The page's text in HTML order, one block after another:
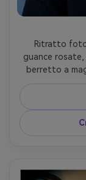
Ritratto
guance rosate,
berretto a
fiocchi che
con bokeh
inquadratura
bordi, umore